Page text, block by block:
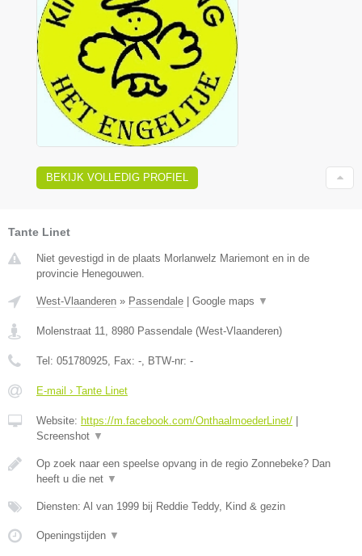
BEKIJK VOLLEDIG PROFIEL
Tante Linet
Niet gevestigd in de plaats Morlanwelz Mariemont en in de
provincie Henegouwen.
West-Vlaanderen » Passendale Google maps ▼
Molenstraat 11 8980 Passendale (West-Vlaanderen)
Tel: 051780925 , Fax: - , BTW-nr: -
E-mail › Tante Linet
Website: https://m.facebook.com/OnthaalmoederLinet/
Screenshot ▼
Op zoek naar een speelse opvang in de regio Zonnebeke? Dan
heeft u die net ▼
Diensten: Al van 1999 bij Reddie Teddy, Kind & gezin
Openingstijden ▼